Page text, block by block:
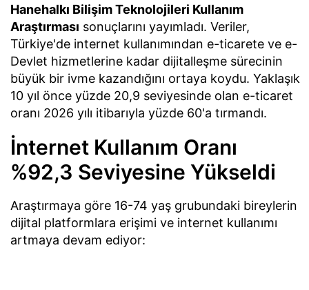
Hanehalkı Bilişim Teknolojileri Kullanım
Araştırması sonuçlarını yayımladı. Veriler,
Türkiye'de internet kullanımından e-ticarete ve e-
Devlet hizmetlerine kadar dijitalleşme sürecinin
büyük bir ivme kazandığını ortaya koydu. Yaklaşık
10 yıl önce yüzde 20,9 seviyesinde olan e-ticaret
oranı 2026 yılı itibarıyla yüzde 60'a tırmandı.
İnternet Kullanım Oranı
%92,3 Seviyesine Yükseldi
Araştırmaya göre 16-74 yaş grubundaki bireylerin
dijital platformlara erişimi ve internet kullanımı
artmaya devam ediyor: